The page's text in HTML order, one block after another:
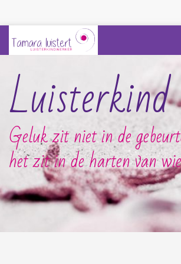
Luisterkind
Geluk zit niet in de
het zit in de harten van